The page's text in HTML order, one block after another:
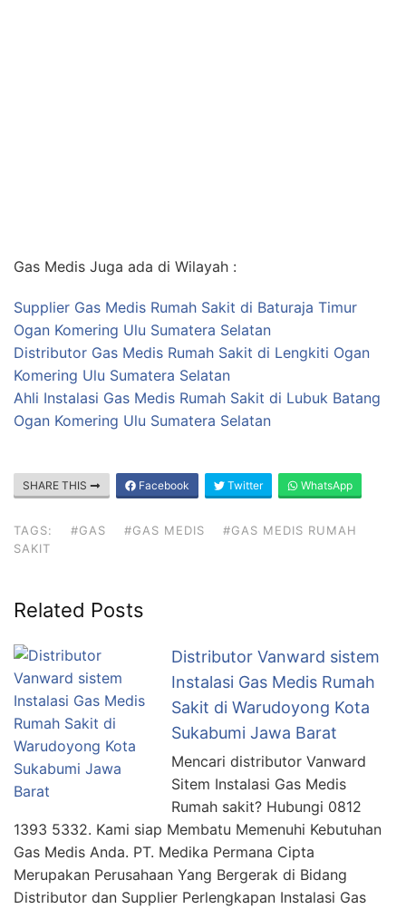
Gas Medis Juga ada di Wilayah :
Supplier Gas Medis Rumah Sakit di Baturaja Timur
Ogan Komering Ulu Sumatera Selatan
Distributor Gas Medis Rumah Sakit di Lengkiti Ogan
Komering Ulu Sumatera Selatan
Ahli Instalasi Gas Medis Rumah Sakit di Lubuk Batang
Ogan Komering Ulu Sumatera Selatan
SHARE THIS Facebook Twitter WhatsApp
TAGS: #GAS #GAS MEDIS
#GAS MEDIS RUMAH
SAKIT
Related Posts
Distributor Vanward sistem
Instalasi Gas Medis Rumah
Sakit di Warudoyong Kota
Sukabumi Jawa Barat
Mencari distributor Vanward
Sitem Instalasi Gas Medis
Rumah sakit? Hubungi 0812
1393 5332. Kami siap Membatu Memenuhi Kebutuhan
Gas Medis Anda. PT. Medika Permana Cipta
Merupakan Perusahaan Yang Bergerak di Bidang
Distributor dan Supplier Perlengkapan Instalasi Gas